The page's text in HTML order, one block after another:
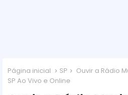
Página inicial SP
Ouvir a Rádio
SP Ao Vivo e Online